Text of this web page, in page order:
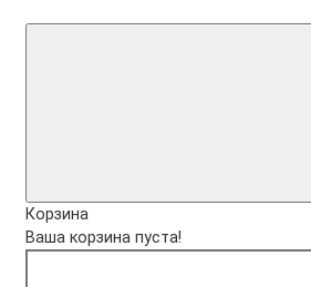
Корзина
Ваша корзина пуста!